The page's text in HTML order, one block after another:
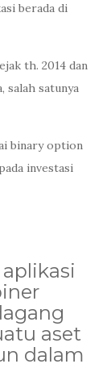
berada di
th. 2014 dan
salah satunya
binary option
investasi
aset
dalam